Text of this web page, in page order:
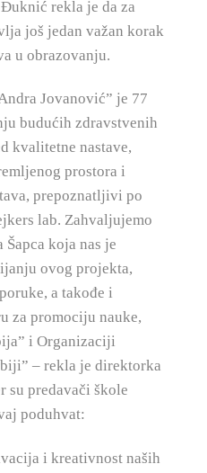
rekla je da za
još jedan važan korak
u obrazovanju.
Jovanović” je 77
budućih zdravstvenih
kvalitetne nastave,
prostora i
prepoznatljivi po
lab. Zahvaljujemo
koja nas je
ovog projekta,
a takođe i
za promociju nauke,
i Organizaciji
– rekla je direktorka
su predavači škole
poduhvat:
i kreativnost naših